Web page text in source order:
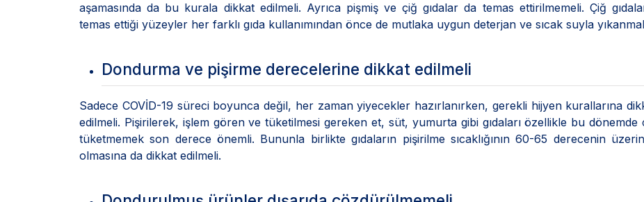
aşamasında da bu kurala dikkat edilmeli. Ayrıca pişmiş ve çiğ gıdalar da temas ettirilmemeli. Çiğ
temas ettiği yüzeyler her farklı gıda kullanımından önce de mutlaka uygun deterjan ve sıcak suyla
Dondurma ve pişirme derecelerine dikkat edilmeli
Sadece COVİD-19 süreci boyunca değil, her zaman yiyecekler hazırlanırken, gerekli hijyen kurallarına
edilmeli. Pişirilerek, işlem gören ve tüketilmesi gereken et, süt, yumurta gibi gıdaları özellikle bu dönemde
tüketmemek son derece önemli. Bununla birlikte gıdaların pişirilme sıcaklığının 60-65 derecenin
olmasına da dikkat edilmeli.